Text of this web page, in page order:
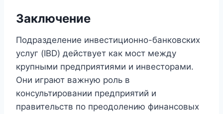
Заключение
Подразделение инвестиционно-банковских
услуг (IBD) действует как мост между
крупными предприятиями и инвесторами.
Они играют важную роль в
консультировании предприятий и
правительств по преодолению финансовых